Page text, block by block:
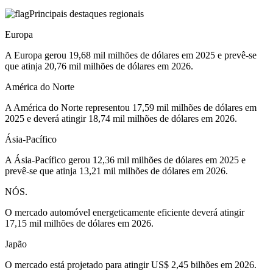
Principais destaques regionais
Europa
A Europa gerou 19,68 mil milhões de dólares em 2025 e prevê-se
que atinja 20,76 mil milhões de dólares em 2026.
América do Norte
A América do Norte representou 17,59 mil milhões de dólares em
2025 e deverá atingir 18,74 mil milhões de dólares em 2026.
Ásia-Pacífico
A Ásia-Pacífico gerou 12,36 mil milhões de dólares em 2025 e
prevê-se que atinja 13,21 mil milhões de dólares em 2026.
NÓS.
O mercado automóvel energeticamente eficiente deverá atingir
17,15 mil milhões de dólares em 2026.
Japão
O mercado está projetado para atingir US$ 2,45 bilhões em 2026.